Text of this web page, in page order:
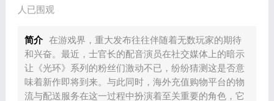
人已围观
简介 在游戏界，重大发布往往伴随着无数玩家的期待
和兴奋。最近，士官长的配音演员在社交媒体上的暗示
让《光环》系列的粉丝们激动不已，纷纷猜测这是否意
味着新作即将到来。与此同时，海外充值购物平台的物
流与配送服务在这一过程中扮演着至关重要的角色，它